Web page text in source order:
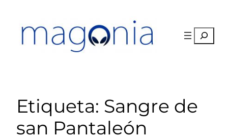
contenido
Buscar
Etiqueta: Sangre de
san Pantaleón